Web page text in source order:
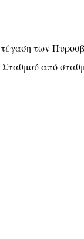
των
Σταθμού από